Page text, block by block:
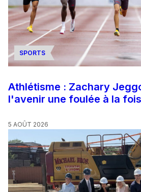
SPORTS
Athlétisme : Zachary
l'avenir une foulée à la fois
5 AOÛT 2026